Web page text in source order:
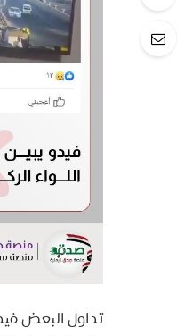
تداول البعض